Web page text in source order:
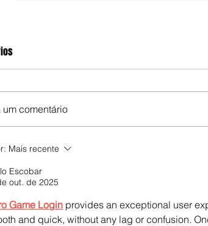
um comentário
Mais recente
Escobar
out. de 2025
Game Login provides an exceptional user
and quick, without any lag or confusion.